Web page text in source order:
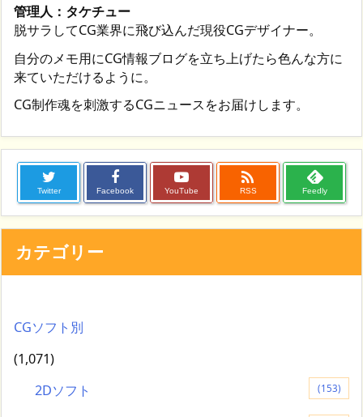
管理人：タケチュー
脱サラしてCG業界に飛び込んだ現役CGデザイナー。
自分のメモ用にCG情報ブログを立ち上げたら色んな方に
来ていただけるように。
CG制作魂を刺激するCGニュースをお届けします。
Twitter Facebook YouTube

RSS Feedly
カテゴリー
CGソフト別
(1,071)
2Dソフト
(153)